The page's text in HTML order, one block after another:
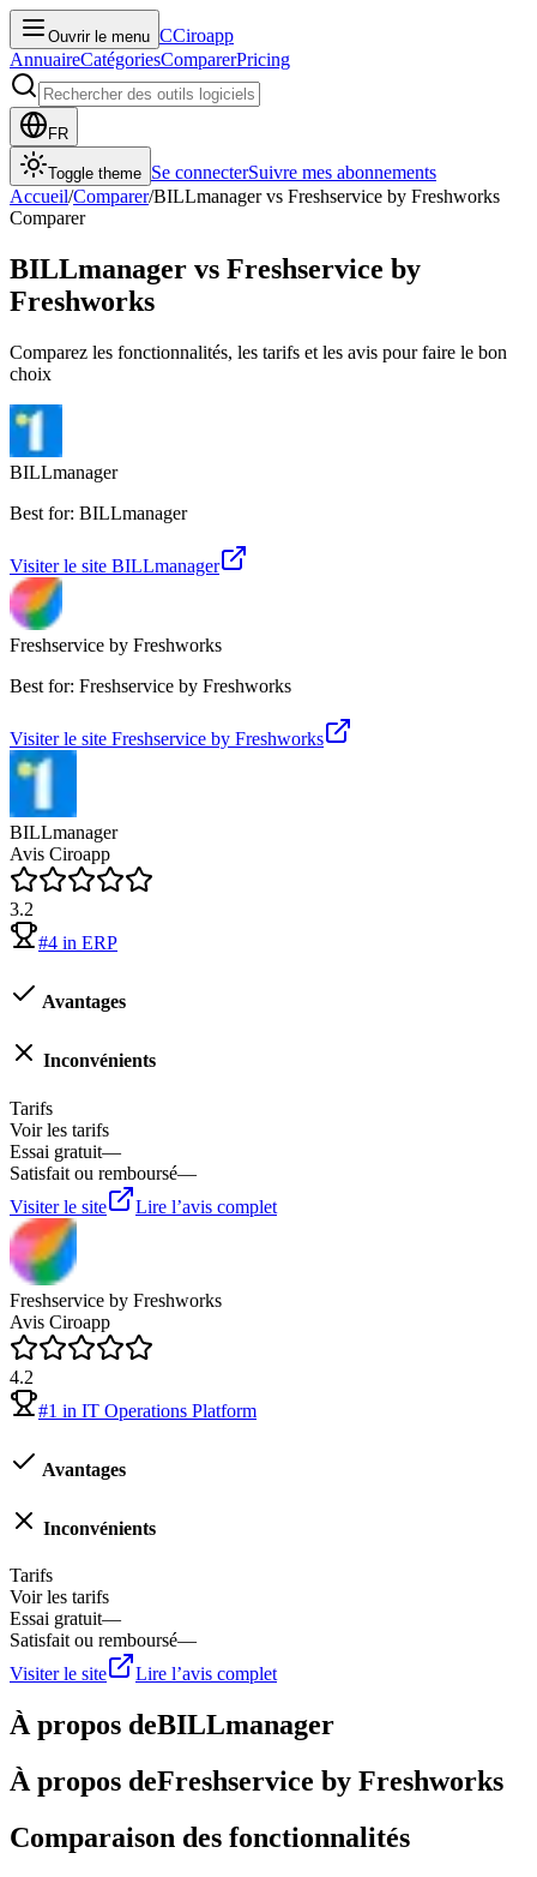
Ouvrir le menu CCiroapp
AnnuaireCatégoriesComparerPricing
FR
Toggle theme Se connecterSuivre mes abonnements
Accueil/Comparer/BILLmanager vs Freshservice by Freshworks
Comparer
BILLmanager vs Freshservice by
Freshworks
Comparez les fonctionnalités, les tarifs et les avis pour faire le bon
choix
BILLmanager
Best for: BILLmanager
Visiter le site BILLmanager
Freshservice by Freshworks
Best for: Freshservice by Freshworks
Visiter le site Freshservice by Freshworks
BILLmanager
Avis Ciroapp
3.2
#4 in ERP
Avantages
Inconvénients
Tarifs
Voir les tarifs
Essai gratuit—
Satisfait ou remboursé—
Visiter le site
Lire l’avis complet
Freshservice by Freshworks
Avis Ciroapp
4.2
#1 in IT Operations Platform
Avantages
Inconvénients
Tarifs
Voir les tarifs
Essai gratuit—
Satisfait ou remboursé—
Visiter le site
Lire l’avis complet
À propos deBILLmanager
À propos deFreshservice by Freshworks
Comparaison des fonctionnalités